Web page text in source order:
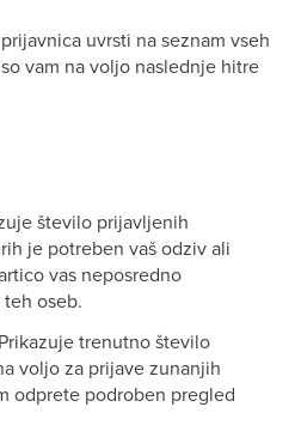
uvrsti na seznam vseh
vam na voljo naslednje hitre
število prijavljenih
je potreben vaš odziv ali
vas neposredno
oseb.
Prikazuje trenutno število
voljo za prijave zunanjih
odprete podroben pregled